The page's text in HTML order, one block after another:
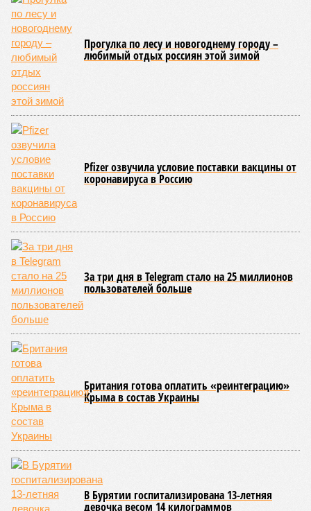
«железки» означенную сумму. При этом, как отмечают
эксперты, армянская сторона, выставляя этот счёт, не
раскрыла методику его калькуляции, то есть, получается,
взяла цифры с потолка. Отдельно стоит отметить, что
заключённый в 2008 году между Арменией и ОАО «РЖД»
концессионный договор, согласно которому российская
компания получила в управление «железку» республики до
2038-го, вероятно, вовсе не предусматривает такой
постановки вопроса.
Неудивительно, что гендиректор РЖД
реагируя на словесные интервенции Пашиняна, выступил
со словно растерянно-обиженным комментарием. И,
кажется, стало только хуже. Как отметил менеджер, ЮКЖД
и РЖД«последовательно и в полном объёме исполняют
взятые на себя обязательства в рамках концессионного
договора от 2008 года». «Концессия дала Армении
современную железную дорогу, при этом освободив
бюджет республики от затрат на её восстановление и
содержание. Дивиденды акционеру никогда не
выплачивались, вся прибыль шла на развитие железной
дороги», – добавил Белозёров.
И в самом деле. Российская сторона поставляла Армении
вагоны, по первому чиху ремонтировала пути, в том числе
повреждённые стихией, выплатила в казну закавказской
республики 15 млрд рублей налогов, пускала прибыль на
развитие местной железнодорожной инфраструктуры.
Из слов Белозёрова и приведённых фактов легко сделать
вывод о том, что ОАО «РЖД» занималось в Армении не
деловой активностью, а сугубой благотворительностью, не
инвестировало, а раздавало пожертвования, не
зарабатывало само, а давало зарабатывать другим и,
выходит, никак не гарантировало собственные интересы.